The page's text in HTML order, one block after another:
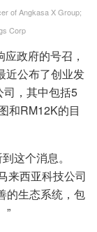
of Angkasa X Group;
Corp
政府的号召，
近公布了创业发
司，其中包括5
和RM12K的目
这个消息。
来西亚科技公司
的生态系统，包
”